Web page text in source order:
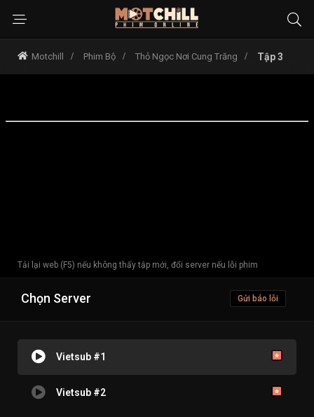
Motchill Phim Bộ Thỏ Ngọc Nơi Cung Trăng Tập 3
Tải lại web (F5) nếu không thấy tập mới, đổi server nếu lỗi phim
Chọn Server Gửi báo lỗi
Vietsub #1
Vietsub #2